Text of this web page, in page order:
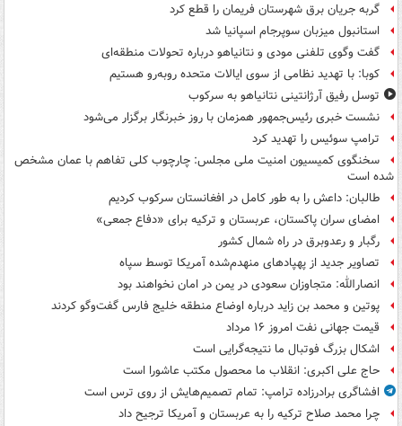
گربه جریان برق شهرستان فریمان را قطع کرد
استانبول میزبان سوپرجام اسپانیا شد
گفت وگوی تلفنی مودی و نتانیاهو درباره تحولات منطقه‌ای
کوبا: با تهدید نظامی از سوی ایالات متحده روبه‌رو هستیم
توسل رفیق آرژانتینی نتانیاهو به سرکوب
نشست خبری رئیس‌جمهور همزمان با روز خبرنگار برگزار می‌شود
ترامپ سوئیس را تهدید کرد
سخنگوی کمیسیون امنیت ملی مجلس: چارچوب کلی تفاهم با عمان مشخص
شده است
طالبان: داعش را به طور کامل در افغانستان سرکوب کردیم
امضای سران پاکستان، عربستان و ترکیه برای «دفاع جمعی»
رگبار و رعدوبرق در راه شمال کشور
تصاویر جدید از پهپادهای منهدم‌شده آمریکا توسط سپاه
انصارالله: متجاوزان سعودی در یمن در امان نخواهند بود
پوتین و محمد بن زاید درباره اوضاع منطقه خلیج فارس گفت‌وگو کردند
قیمت جهانی نفت امروز ۱۶ مرداد
اشکال بزرگ فوتبال ما نتیجه‌گرایی است
حاج علی اکبری: انقلاب ما محصول مکتب عاشورا است
افشاگری برادرزاده ترامپ: تمام تصمیم‌هایش از روی ترس است
چرا محمد صلاح ترکیه را به عربستان و آمریکا ترجیح داد